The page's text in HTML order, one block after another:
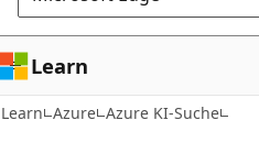
Learn
Learn Azure Azure KI-Suche